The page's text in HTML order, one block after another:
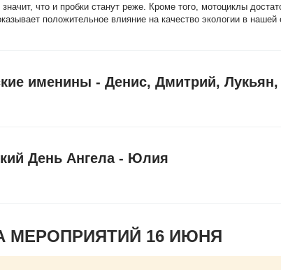
что и пробки станут реже. Кроме того, мотоциклы
положительное влияние на качество экологии в нашей
именины - Денис, Дмитрий, Лукьян,
День Ангела - Юлия
МЕРОПРИЯТИЙ 16 ИЮНЯ